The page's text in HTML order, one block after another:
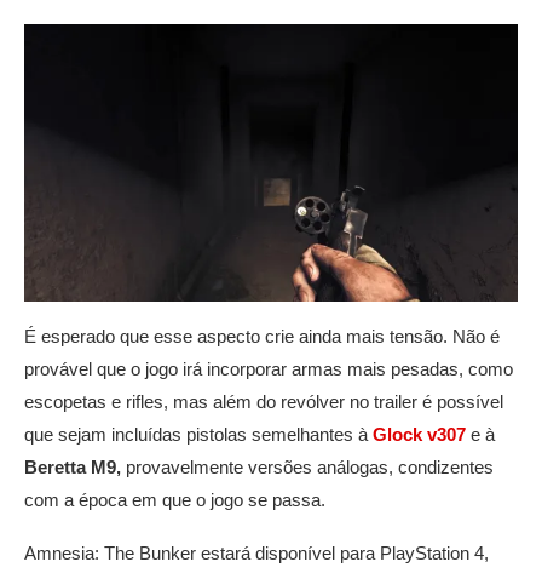
É esperado que esse aspecto crie ainda mais tensão. Não é
provável que o jogo irá incorporar armas mais pesadas, como
escopetas e rifles, mas além do revólver no trailer é possível
que sejam incluídas pistolas semelhantes à Glock v307 e à
Beretta M9, provavelmente versões análogas, condizentes
com a época em que o jogo se passa.
Amnesia: The Bunker estará disponível para PlayStation 4,